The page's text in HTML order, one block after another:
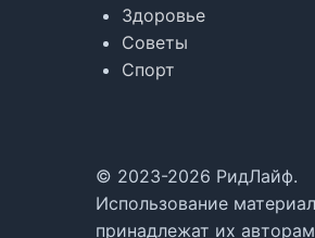
Здоровье
Советы
Спорт
© 2023-2026 РидЛайф.
Использование
принадлежат их